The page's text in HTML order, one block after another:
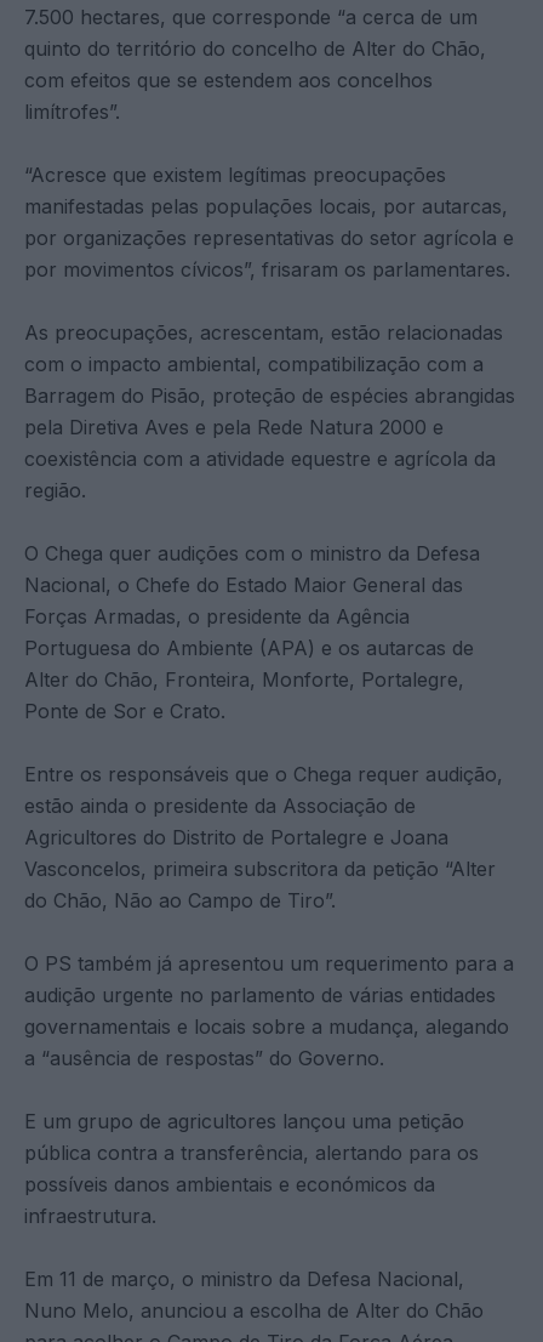
7.500 hectares, que corresponde “a cerca de um
quinto do território do concelho de Alter do Chão,
com efeitos que se estendem aos concelhos
limítrofes”.
“Acresce que existem legítimas preocupações
manifestadas pelas populações locais, por autarcas,
por organizações representativas do setor agrícola e
por movimentos cívicos”, frisaram os parlamentares.
As preocupações, acrescentam, estão relacionadas
com o impacto ambiental, compatibilização com a
Barragem do Pisão, proteção de espécies abrangidas
pela Diretiva Aves e pela Rede Natura 2000 e
coexistência com a atividade equestre e agrícola da
região.
O Chega quer audições com o ministro da Defesa
Nacional, o Chefe do Estado Maior General das
Forças Armadas, o presidente da Agência
Portuguesa do Ambiente (APA) e os autarcas de
Alter do Chão, Fronteira, Monforte, Portalegre,
Ponte de Sor e Crato.
Entre os responsáveis que o Chega requer audição,
estão ainda o presidente da Associação de
Agricultores do Distrito de Portalegre e Joana
Vasconcelos, primeira subscritora da petição “Alter
do Chão, Não ao Campo de Tiro”.
O PS também já apresentou um requerimento para a
audição urgente no parlamento de várias entidades
governamentais e locais sobre a mudança, alegando
a “ausência de respostas” do Governo.
E um grupo de agricultores lançou uma petição
pública contra a transferência, alertando para os
possíveis danos ambientais e económicos da
infraestrutura.
Em 11 de março, o ministro da Defesa Nacional,
Nuno Melo, anunciou a escolha de Alter do Chão